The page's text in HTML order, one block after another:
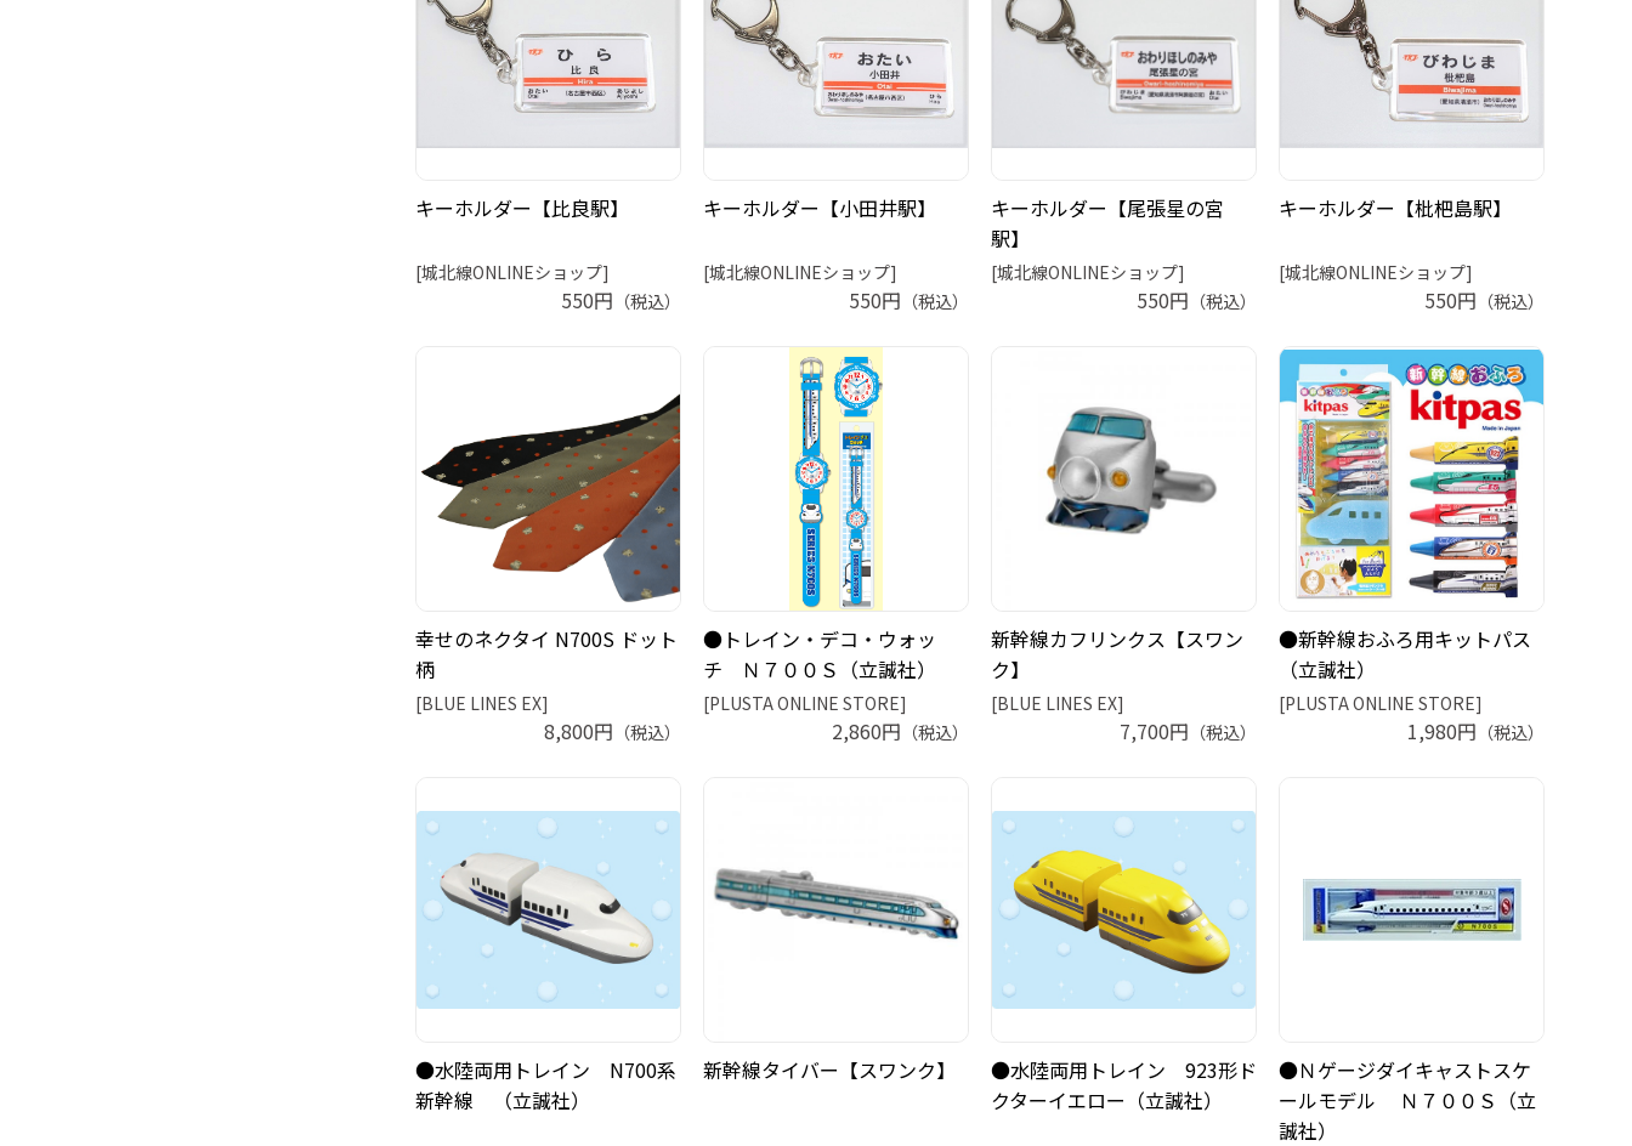
キーホルダー【比良駅】
[城北線ONLINEショップ]
550円 （税込）
キーホルダー【小田井駅】
[城北線ONLINEショップ]
550円 （税込）
キーホルダー【尾張星の宮
駅】
[城北線ONLINEショップ]
550円 （税込）
キーホルダー【枇杷島駅】
[城北線ONLINEショップ]
550円 （税込）
幸せのネクタイ N700S ドット
柄
[BLUE LINES EX]
8,800円 （税込）
●トレイン・デコ・ウォッ
チ Ｎ７００Ｓ（立誠社）
[PLUSTA ONLINE STORE]
2,860円 （税込）
新幹線カフリンクス【スワン
ク】
[BLUE LINES EX]
7,700円 （税込）
●新幹線おふろ用キットパス
（立誠社）
[PLUSTA ONLINE STORE]
1,980円 （税込）
●水陸両用トレイン N700系
新幹線 （立誠社）
新幹線タイバー【スワンク】
●水陸両用トレイン 923形ド
クターイエロー（立誠社）
●Ｎゲージダイキャストスケ
ールモデル Ｎ７００Ｓ（立
誠社）